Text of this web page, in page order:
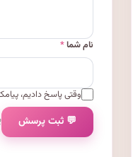
نام شما*
وقتی پاسخ دادیم،
💬 ثبت پرسش